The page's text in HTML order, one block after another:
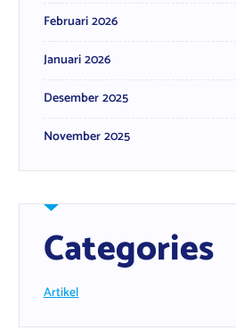
Februari 2026
Januari 2026
Desember 2025
November 2025
Categories
Artikel